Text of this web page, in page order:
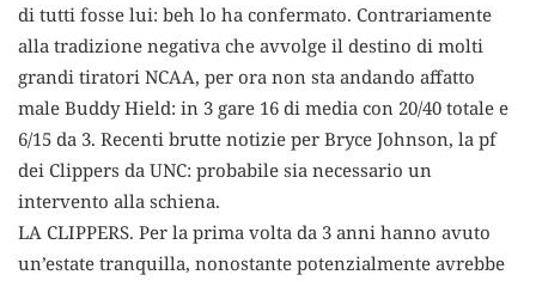
di tutti fosse lui: beh lo ha confermato. Contrariamente
alla tradizione negativa che avvolge il destino di molti
grandi tiratori NCAA, per ora non sta andando affatto
male Buddy Hield: in 3 gare 16 di media con 20/40 totale e
6/15 da 3. Recenti brutte notizie per Bryce Johnson, la pf
dei Clippers da UNC: probabile sia necessario un
intervento alla schiena.
LA CLIPPERS. Per la prima volta da 3 anni hanno avuto
un’estate tranquilla, nonostante potenzialmente avrebbe